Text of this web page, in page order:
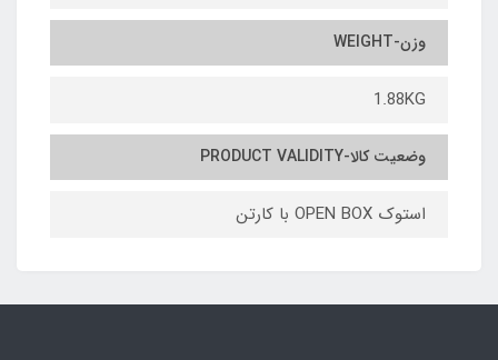
وزن-WEIGHT
1.88KG
وضعیت کالا-PRODUCT VALIDITY
استوک OPEN BOX با کارتن